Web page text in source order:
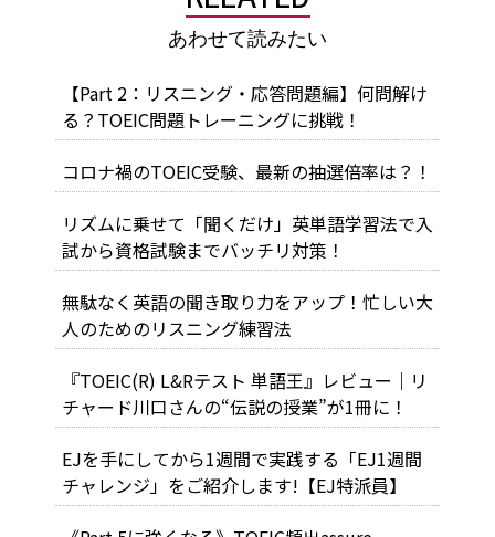
あわせて読みたい
【Part 2：リスニング・応答問題編】何問解け
る？TOEIC問題トレーニングに挑戦！
コロナ禍のTOEIC受験、最新の抽選倍率は？！
リズムに乗せて「聞くだけ」英単語学習法で入
試から資格試験までバッチリ対策！
無駄なく英語の聞き取り力をアップ！忙しい大
人のためのリスニング練習法
『TOEIC(R) L&Rテスト 単語王』レビュー｜リ
チャード川口さんの“伝説の授業”が1冊に！
EJを手にしてから1週間で実践する「EJ1週間
チャレンジ」をご紹介します!【EJ特派員】